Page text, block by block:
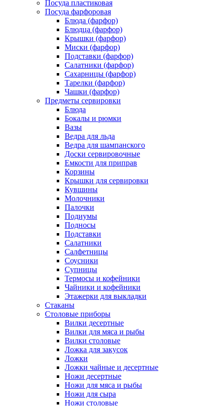
Посуда пластиковая
Посуда фарфоровая
Блюда (фарфор)
Блюдца (фарфор)
Крышки (фарфор)
Миски (фарфор)
Подставки (фарфор)
Салатники (фарфор)
Сахарницы (фарфор)
Тарелки (фарфор)
Чашки (фарфор)
Предметы сервировки
Блюда
Бокалы и рюмки
Вазы
Ведра для льда
Ведра для шампанского
Доски сервировочные
Емкости для приправ
Корзины
Крышки для сервировки
Кувшины
Молочники
Палочки
Подиумы
Подносы
Подставки
Салатники
Салфетницы
Соусники
Супницы
Термосы и кофейники
Чайники и кофейники
Этажерки для выкладки
Стаканы
Столовые приборы
Вилки десертные
Вилки для мяса и рыбы
Вилки столовые
Ложка для закусок
Ложки
Ложки чайные и десертные
Ножи десертные
Ножи для мяса и рыбы
Ножи для сыра
Ножи столовые